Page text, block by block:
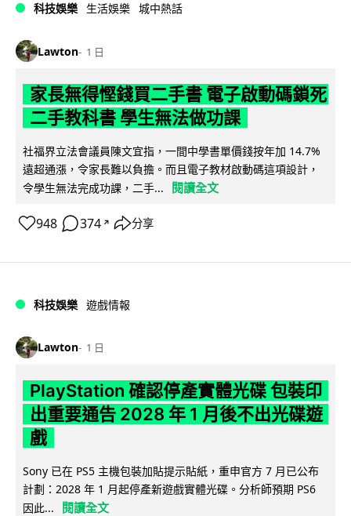
科技娛樂 生活娛樂 城中熱話
Lawton 1 日
家長無得慳錢買二手書 電子啟動碼鎖死
二手教科書 學生無法做功課
社福界立法會議員陳文宜指，一間中學書單價錢按年加 14.7%
遠超通漲，令家長難以負擔。而且電子教材啟動碼這項設計，
令學生無法完成功課，二手...
閱讀全文
948 374 ↗ 分享
科技娛樂 遊戲情報
Lawton 1 日
PlayStation 確認停產實體光碟 包裝印
出重要通告 2028 年 1 月後不出光碟遊
戲
Sony 已在 PS5 主機包裝加貼提示貼紙，重申官方 7 月已公布
計劃：2028 年 1 月起停產新遊戲實體光碟。分析師預期 PS6
因此...
閱讀全文